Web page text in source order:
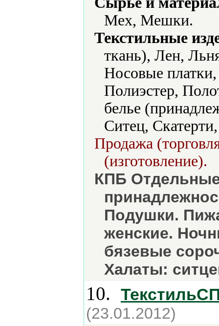
Мех, Мешки.
Текстильные
ткань), Лен,
Носовые
Полиэстер,
белье
Ситец,
Продажа
(изготовление).
КПБ
Подушки.
женские.
бязевые
Халаты:
10.
(23.01.2012)